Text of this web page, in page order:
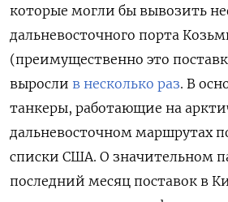
которые могли бы вывозить
дальневосточного порта
(преимущественно это
выросли в несколько раз. В
танкеры, работающие на
дальневосточном маршрутах
списки США. О значительном
последний месяц поставок в